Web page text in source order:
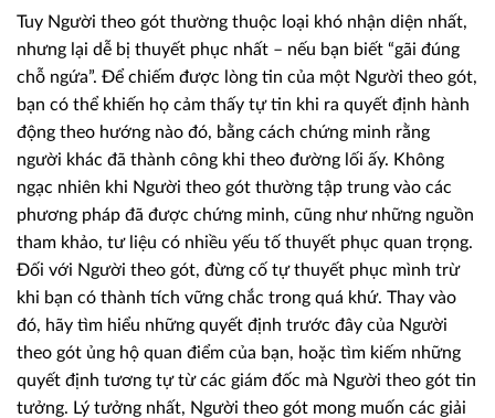
Tuy Người theo gót thường thuộc loại khó nhận diện nhất,
nhưng lại dễ bị thuyết phục nhất – nếu bạn biết “gãi đúng
chỗ ngứa”. Để chiếm được lòng tin của một Người theo gót,
bạn có thể khiến họ cảm thấy tự tin khi ra quyết định hành
động theo hướng nào đó, bằng cách chứng minh rằng
người khác đã thành công khi theo đường lối ấy. Không
ngạc nhiên khi Người theo gót thường tập trung vào các
phương pháp đã được chứng minh, cũng như những nguồn
tham khảo, tư liệu có nhiều yếu tố thuyết phục quan trọng.
Đối với Người theo gót, đừng cố tự thuyết phục mình trừ
khi bạn có thành tích vững chắc trong quá khứ. Thay vào
đó, hãy tìm hiểu những quyết định trước đây của Người
theo gót ủng hộ quan điểm của bạn, hoặc tìm kiếm những
quyết định tương tự từ các giám đốc mà Người theo gót tin
tưởng. Lý tưởng nhất, Người theo gót mong muốn các giải